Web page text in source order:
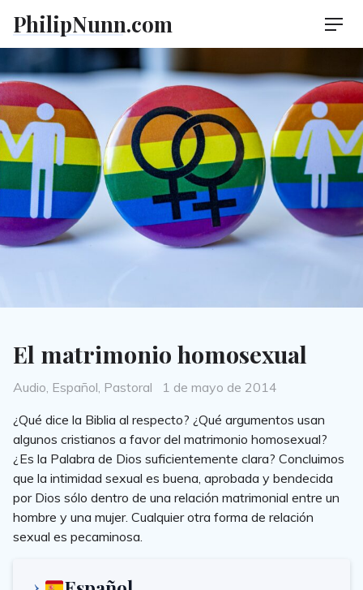
content
PhilipNunn.com
El matrimonio homosexual
Categories
Audio, Español, Pastoral
Posted
1 de mayo de 2014
¿Qué dice la Biblia al respecto? ¿Qué argumentos usan
algunos cristianos a favor del matrimonio homosexual?
¿Es la Palabra de Dios suficientemente clara? Concluimos
que la intimidad sexual es buena, aprobada y bendecida
por Dios sólo dentro de una relación matrimonial entre un
hombre y una mujer. Cualquier otra forma de relación
sexual es pecaminosa.